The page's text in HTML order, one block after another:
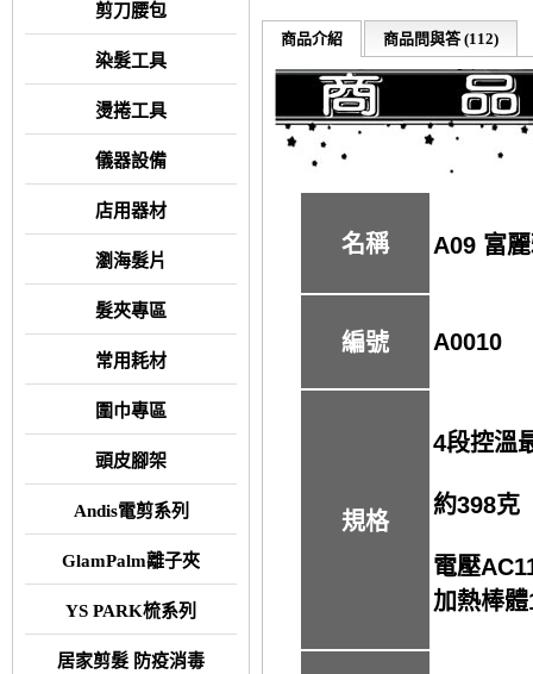
剪刀腰包
染髮工具
燙捲工具
儀器設備
店用器材
瀏海髮片
髮夾專區
常用耗材
圍巾專區
頭皮腳架
Andis電剪系列
GlamPalm離子夾
YS PARK梳系列
居家剪髮 防疫消毒
商品介紹 商品問與答 (112)
名稱 A09 富
編號 A0010
規格
4段控溫
約398克
電壓
加熱棒